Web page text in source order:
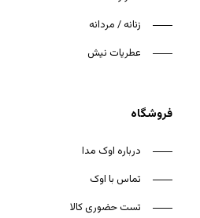
زنانه / مردانه
عطریات نیش
فروشگاه
درباره اوک مدا
تماس با اوک
تست حضوری کالا